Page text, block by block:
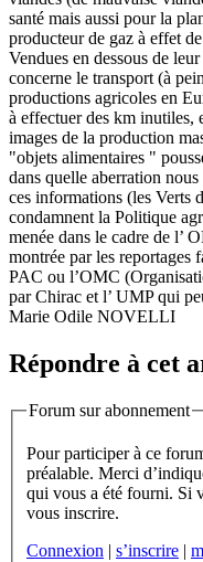
santé mais aussi pour la
producteur de gaz à effet
Vendues en dessous de
concerne le transport (à
productions agricoles en
à effectuer des km inutiles,
images de la production
"objets alimentaires "
dans quelle aberration
ces informations (les Verts
condamnent la Politique
menée dans le cadre de l’
montrée par les reportages
PAC ou l’OMC
par Chirac et l’ UMP qui
Marie Odile NOVELLI
Répondre à cet
Forum sur abonnement
Pour participer à ce forum, vous devez vous enregistrer au
préalable. Merci d’indiquer ci-dessous l’identifiant personnel
qui vous a été fourni. Si vous n’êtes pas enregistré, vous devez
vous inscrire.
Connexion | s’inscrire |